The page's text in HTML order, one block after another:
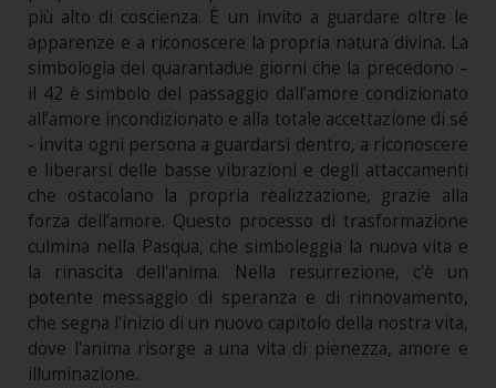
più alto di coscienza. È un invito a guardare oltre le
apparenze e a riconoscere la propria natura divina. La
simbologia dei quarantadue giorni che la precedono –
il 42 è simbolo del passaggio dall’amore condizionato
all’amore incondizionato e alla totale accettazione di sé
- invita ogni persona a guardarsi dentro, a riconoscere
e liberarsi delle basse vibrazioni e degli attaccamenti
che ostacolano la propria realizzazione, grazie alla
forza dell’amore. Questo processo di trasformazione
culmina nella Pasqua, che simboleggia la nuova vita e
la rinascita dell'anima. Nella resurrezione, c'è un
potente messaggio di speranza e di rinnovamento,
che segna l'inizio di un nuovo capitolo della nostra vita,
dove l'anima risorge a una vita di pienezza, amore e
illuminazione.